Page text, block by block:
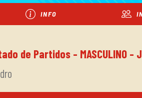
INFO
de Partidos - MASCULINO -